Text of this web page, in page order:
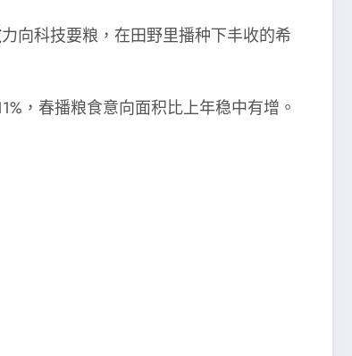
力向科技要粮，在田野里播种下丰收的希
，春播粮食意向面积比上年稳中有增。